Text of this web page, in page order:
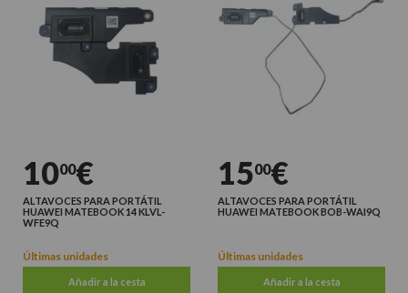
1000€
ALTAVOCES PARA PORTÁTIL
HUAWEI MATEBOOK 14 KLVL-
WFE9Q
Últimas unidades
Añadir a la cesta
1500€
ALTAVOCES PARA PORTÁTIL
HUAWEI MATEBOOK BOB-WAI9Q
Últimas unidades
Añadir a la cesta